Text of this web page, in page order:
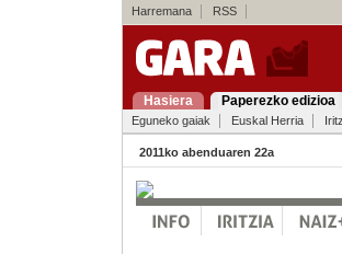
Harremana RSS
Hasiera Paperezko edizioa
Eguneko gaiak Euskal Herria
2011ko abenduaren 22a